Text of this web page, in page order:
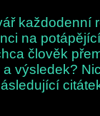
každodenní
na
člověk
výsledek?